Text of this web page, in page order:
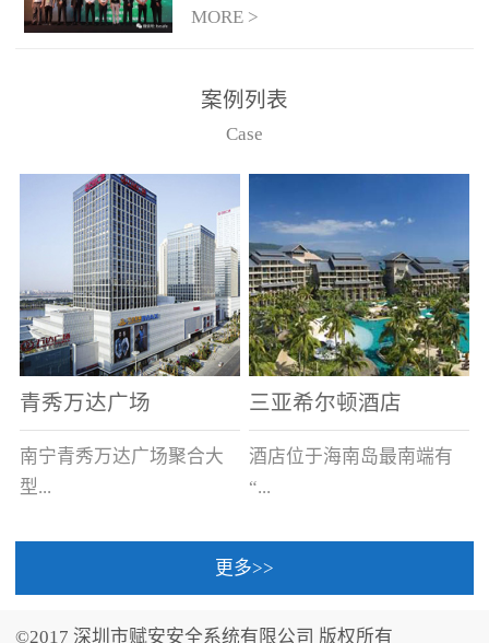
联，一台监控主机最多可
从监控主机上获取，最多
只能接6台，超过的需从现
MORE >
案例列表
Case
青秀万达广场
南宁青秀万达广场聚合大
型...
三亚希尔顿酒店
酒店位于海南岛最南端有
“...
中国的海岛天堂”之美称的
更多>>
©2017 深圳市赋安安全系统有限公司 版权所有